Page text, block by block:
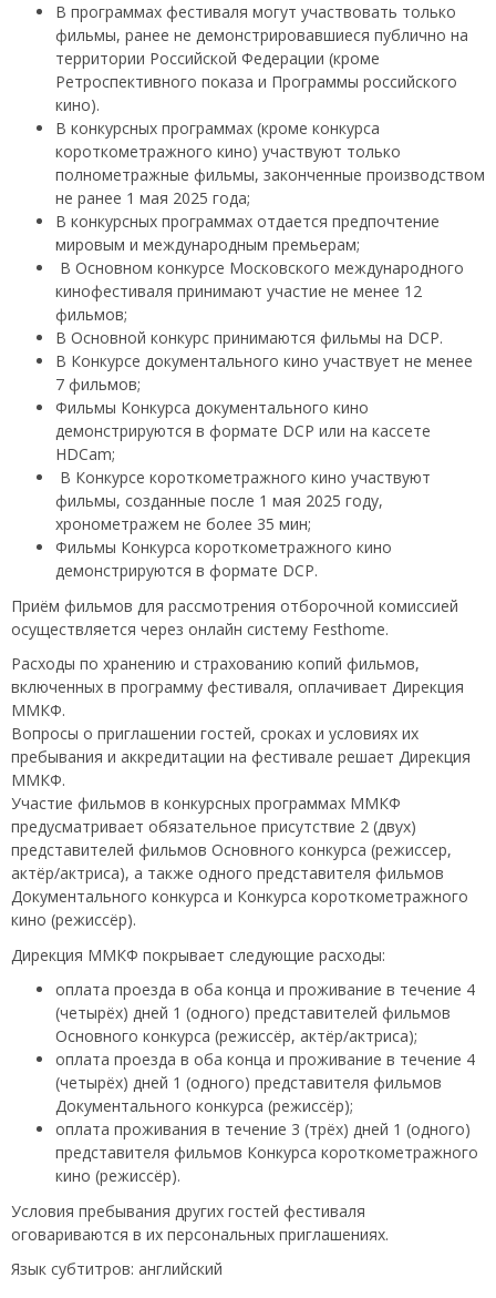
В программах фестиваля могут участвовать только
фильмы, ранее не демонстрировавшиеся публично на
территории Российской Федерации (кроме
Ретроспективного показа и Программы российского
кино).
В конкурсных программах (кроме конкурса
короткометражного кино) участвуют только
полнометражные фильмы, законченные производством
не ранее 1 мая 2025 года;
В конкурсных программах отдается предпочтение
мировым и международным премьерам;
В Основном конкурсе Московского международного
кинофестиваля принимают участие не менее 12
фильмов;
В Основной конкурс принимаются фильмы на DCP.
В Конкурсе документального кино участвует не менее
7 фильмов;
Фильмы Конкурса документального кино
демонстрируются в формате DCP или на кассете
HDCam;
В Конкурсе короткометражного кино участвуют
фильмы, созданные после 1 мая 2025 году,
хронометражем не более 35 мин;
Фильмы Конкурса короткометражного кино
демонстрируются в формате DCP.
Приём фильмов для рассмотрения отборочной комиссией
осуществляется через онлайн систему Festhome.
Расходы по хранению и страхованию копий фильмов,
включенных в программу фестиваля, оплачивает Дирекция
ММКФ.
Вопросы о приглашении гостей, сроках и условиях их
пребывания и аккредитации на фестивале решает Дирекция
ММКФ.
Участие фильмов в конкурсных программах ММКФ
предусматривает обязательное присутствие 2 (двух)
представителей фильмов Основного конкурса (режиссер,
актёр/актриса), а также одного представителя фильмов
Документального конкурса и Конкурса короткометражного
кино (режиссёр).
Дирекция ММКФ покрывает следующие расходы:
оплата проезда в оба конца и проживание в течение 4
(четырёх) дней 1 (одного) представителей фильмов
Основного конкурса (режиссёр, актёр/актриса);
оплата проезда в оба конца и проживание в течение 4
(четырёх) дней 1 (одного) представителя фильмов
Документального конкурса (режиссёр);
оплата проживания в течение 3 (трёх) дней 1 (одного)
представителя фильмов Конкурса короткометражного
кино (режиссёр).
Условия пребывания других гостей фестиваля
оговариваются в их персональных приглашениях.
Язык субтитров: английский